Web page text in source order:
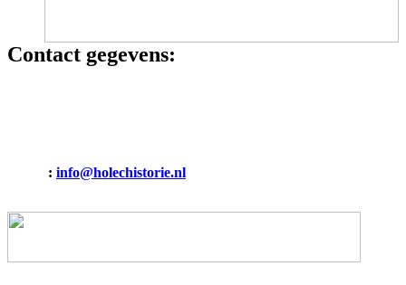
Contact gegevens:
: info@holechistorie.nl